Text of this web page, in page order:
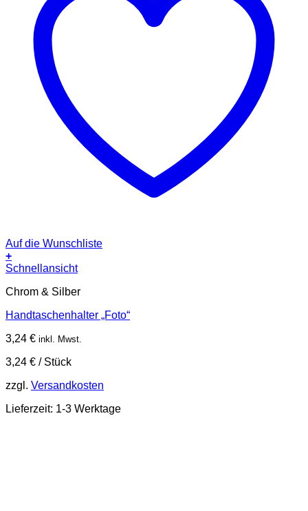
Auf die Wunschliste
+
Schnellansicht
Chrom & Silber
Handtaschenhalter „Foto“
3,24 € inkl. Mwst.
3,24 € / Stück
zzgl. Versandkosten
Lieferzeit: 1-3 Werktage